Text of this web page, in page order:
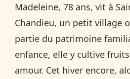
Madeleine, 78 ans, vit à
Chandieu, un petit village
partie du patrimoine
enfance, elle y cultive
amour. Cet hiver encore,